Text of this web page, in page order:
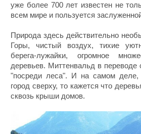
уже более 700 лет известен не
всем мире и пользуется
Природа здесь действительно
Горы, чистый воздух, тихие
берега-лужайки, огромное
деревьев. Миттенвальд в переводе
"посреди леса". И на самом деле,
город сверху, то кажется что
сквозь крыши домов.